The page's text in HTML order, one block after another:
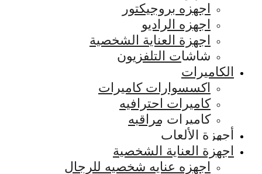
اجهزه بروجيكتور
اجهزه الراديو
اجهزة العناية الشخصية
شاشات التلفزيون
الكاميرات
اكسسوارات كاميرات
كاميرات احترافيه
كاميرات مراقبه
أجهزة الألعاب
اجهزة العناية الشخصية
اجهزه عنايه شخصيه للرجال